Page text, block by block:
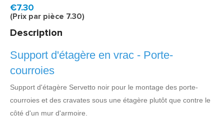
Livraison rapide, en 1 à 2 jours ouvrés
€7.30
(Prix par pièce 7.30)
Description
Support d'étagère en vrac - Porte-
courroies
Support d'étagère Servetto noir pour le montage des porte-
courroies et des cravates sous une étagère plutôt que contre le
côté d'un mur d'armoire.